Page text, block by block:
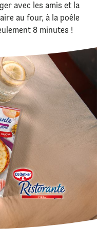
avec les amis et la
au four, à la poêle
8 minutes !